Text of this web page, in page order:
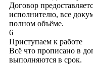
Договор
исполнителю, все
полном объёме.
6
Приступаем к работе
Всё что прописано в
выполняются в срок.